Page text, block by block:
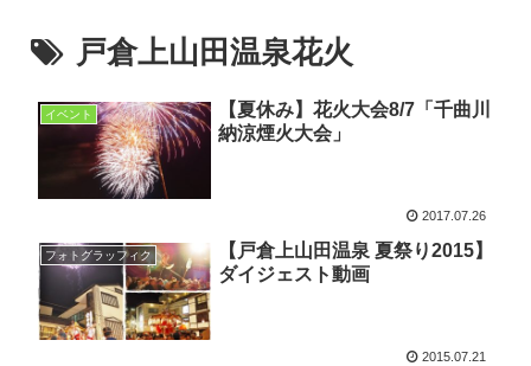
戸倉上山田温泉花火
イベント
【夏休み】花火大会8/7「千曲川
納涼煙火大会」
2017.07.26
フォトグラッフィク
【戸倉上山田温泉 夏祭り2015】
ダイジェスト動画
2015.07.21